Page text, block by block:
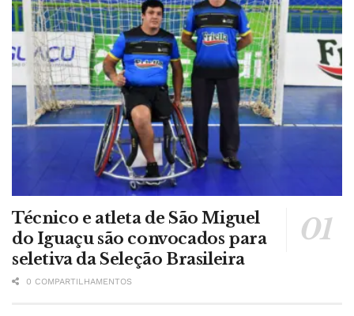
Técnico e atleta de São Miguel
do Iguaçu são convocados para
seletiva da Seleção Brasileira
0 COMPARTILHAMENTOS